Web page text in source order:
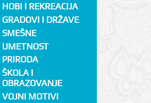
HOBI I REKREACIJA
GRADOVI I DRŽAVE
SMEŠNE
UMETNOST
PRIRODA
ŠKOLA I
OBRAZOVANJE
VOJNI MOTIVI